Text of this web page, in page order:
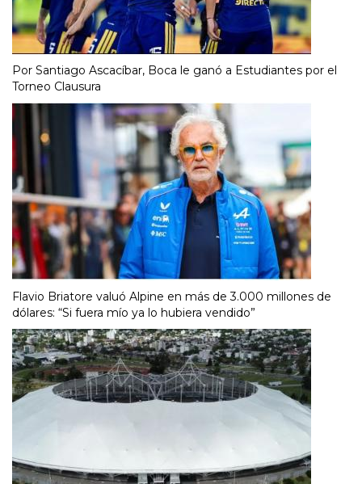
Por Santiago Ascacíbar, Boca le ganó a Estudiantes por el
Torneo Clausura
Flavio Briatore valuó Alpine en más de 3.000 millones de
dólares: “Si fuera mío ya lo hubiera vendido”